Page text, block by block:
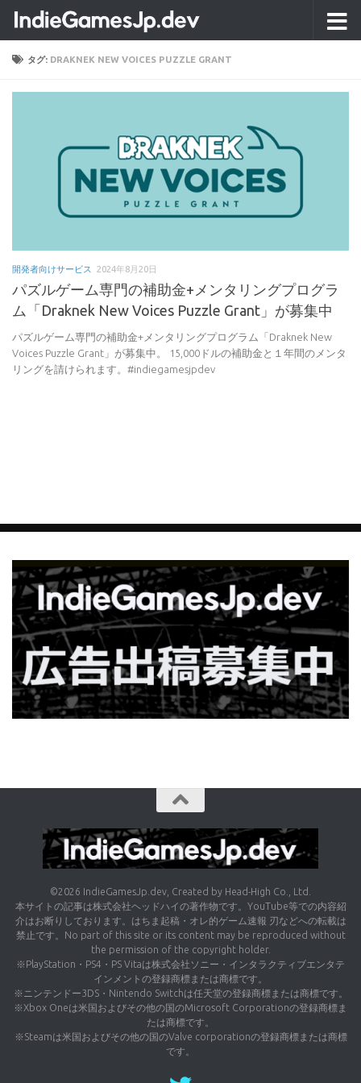
コンテンツへスキップ
タグ: DRAKNEK NEW VOICES PUZZLE GRANT
開発者向けサービス 2024年8月20日
パズルゲーム専門の補助金+メンタリングプログラ
ム「Draknek New Voices Puzzle Grant」が募集中
パズルゲーム専門の補助金+メンタリングプログラム「Draknek New
Voices Puzzle Grant」が募集中。 15,000ドルの補助金と１年間のメンタ
リングを請けられます。#indiegamesjpdev
©2026 IndieGamesJp.dev, Created by Head-High Co., Ltd.
本サイトの記事は株式会社ヘッドハイの著作物です。YouTube等での内容紹
介はお断りしております。はちま起稿・オレ的ゲーム速報 刃などへの転載は
禁止です。No part of this site or its content may be reproduced without
the permission of the copyright holder.
※PlayStation・PS4・PS Vitaは株式会社ソニー・インタラクティブエンタテ
インメントの登録商標または商標です。
※ニンテンドー3DS・Nintendo Switchは任天堂の登録商標または商標です。
※Xbox Oneは米国およびその他の国のMicrosoft Corporationの登録商標ま
たは商標です。
※Steamは米国およびその他の国のValve corporationの登録商標または商標
です。